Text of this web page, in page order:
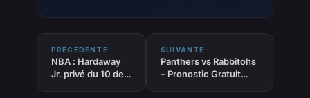
PRÉCÉDENTE :
NBA : Hardaway
Jr. privé du 10 de
SUIVANTE :
Panthers vs Rabbitohs
– Pronostic Gratuit